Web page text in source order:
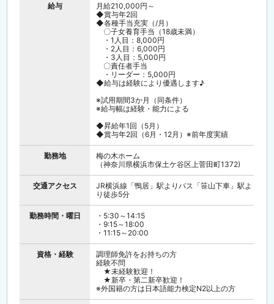
複雑な調理はなく、ご家庭での調理経験があれ
ば大丈夫！
栄養士が立てた献立通りに調理をしていきま
す。
◎現場情報
・スタッフ人数：13名
・調理する食数：１日あたり約400食程度
／
先輩スタッフがサポートできる環境なのはもち
支社のインストラクターや、現場の運営管理を
担うSVも
しっかりフォローしますので安心してご応募く
ださい。
資格を活かし、ご利用者様の笑顔の源となるお
食事を
給与
月給210,000円～
◆賞与年2回
◆各種手当充実（/月）
〇子女養育手当（18歳未満）
・1人目：8,000円
・2人目：6,000円
・3人目：5,000円
〇責任者手当
・リーダー：5,000円
◆給与は経験により優遇します♪
※試用期間3か月（同条件）
※給与幅は経験・能力による
◆昇給年1回（5月）
◆賞与年2回（6月・12月）※前年度実績
勤務地
梅の木ホーム
（神奈川県横浜市保土ケ谷区上菅田町1372)
交通アクセス
JR横浜線「鴨居」駅よりバス「笹山下車」駅よ
り徒歩5分
勤務時間・曜日
・5:30～14:15
・9:15～18:00
・11:15～20:00
資格・経験
調理師免許をお持ちの方
経験不問
★未経験歓迎！
★新卒・第二新卒歓迎！
※外国籍の方は日本語能力検定N2以上の方